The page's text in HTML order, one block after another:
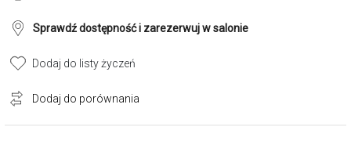
Sprawdź dostępność i zarezerwuj w salonie
Dodaj do listy życzeń
Dodaj do porównania